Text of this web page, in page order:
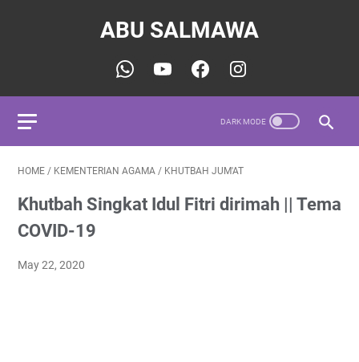
ABU SALMAWA
HOME / KEMENTERIAN AGAMA / KHUTBAH JUM'AT
Khutbah Singkat Idul Fitri dirimah || Tema
COVID-19
May 22, 2020